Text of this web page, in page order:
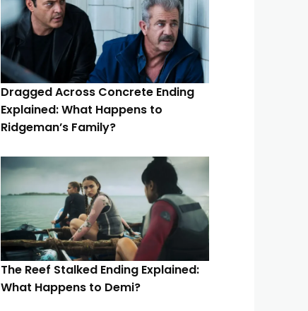
Dragged Across Concrete Ending
Explained: What Happens to
Ridgeman’s Family?
The Reef Stalked Ending Explained:
What Happens to Demi?